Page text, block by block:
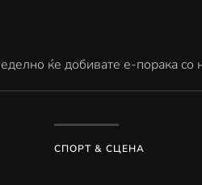
ќе добивате е-порака
СПОРТ & СЦЕНА